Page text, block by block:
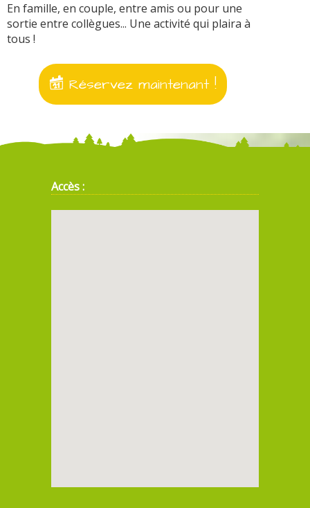
En famille, en couple, entre amis ou pour une
sortie entre collègues... Une activité qui plaira à
tous !
Réservez maintenant !
Accès :